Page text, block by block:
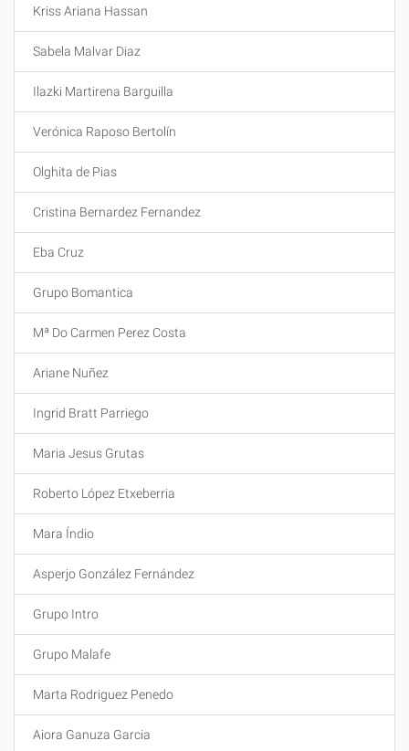
Kriss Ariana Hassan
Sabela Malvar Diaz
Ilazki Martirena Barguilla
Verónica Raposo Bertolín
Olghita de Pias
Cristina Bernardez Fernandez
Eba Cruz
Grupo Bomantica
Mª Do Carmen Perez Costa
Ariane Nuñez
Ingrid Bratt Parriego
Maria Jesus Grutas
Roberto López Etxeberria
Mara Índio
Asperjo González Fernández
Grupo Intro
Grupo Malafe
Marta Rodriguez Penedo
Aiora Ganuza Garcia